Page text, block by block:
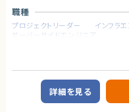
られる環境です。
○開発統括本部テックリード室
- 19名
求めるスキル
【必須スキル】
生産管理／在庫管理／品質管
・SQLを用いた開発経験
・Java／.NET等、何らかのプログラ
・SAPなどERPとのシステム連携経
・グローバル案件への参画経験
・AWS／Azureなどクラウド環境の知
・BIツールを用いたデータ分析・可
職種
プロジェクトリーダー
インフラ
サーバーサイドエンジニア
【案件概要】
福祉向けSaaSサービスを展開する
して参画いただく案件です。
店舗事業を中心とした現場業務の
コードやクラウド、生成AIを活用し
詳細を見る